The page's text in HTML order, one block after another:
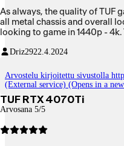
As always, the quality of TUF
all metal chassis and overall
looking to game in 1440p - 4k.
Driz2922.4.2024
Arvostelu kirjoitettu sivustolla
(External service) (Opens in a
TUF RTX 4070Ti
Arvosana 5/5